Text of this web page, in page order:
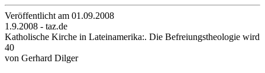
Veröffentlicht am 01­.09.2008
1.9.2008 - taz.de
Katholische Kirche in Lateinamerika:. Die Befreiungstheologie wird
40
von Gerhard Dilger